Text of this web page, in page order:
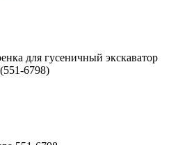
для гусеничный экскаватор
6798)